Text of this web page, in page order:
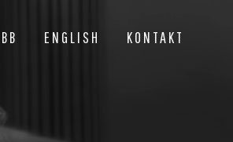
ENGLISH KONTAKT